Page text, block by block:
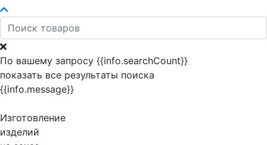
По вашему запросу {{info.searchCount}}
показать все результаты поиска
{{info.message}}
Изготовление
изделий